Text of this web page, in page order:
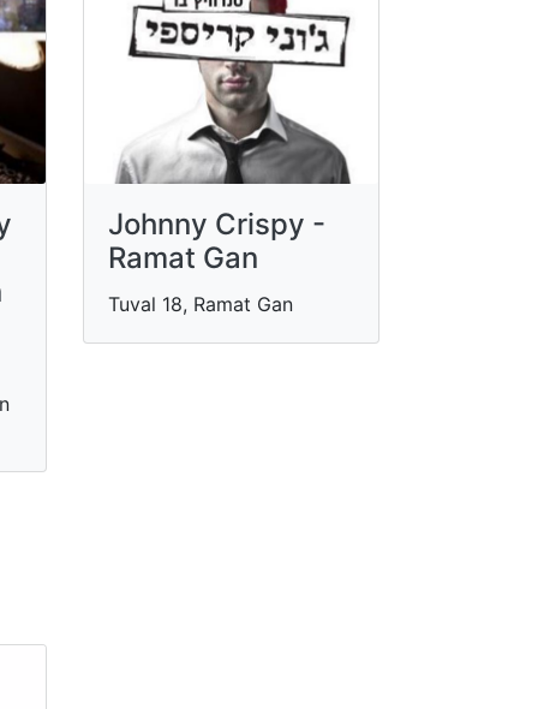
Johnny Crispy -
Ramat Gan
Tuval 18, Ramat Gan